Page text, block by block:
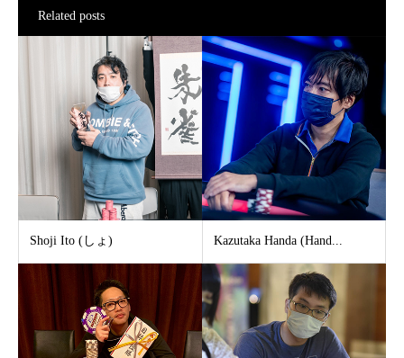
Related posts
Shoji Ito (しょ) Kazutaka Handa (Hand...